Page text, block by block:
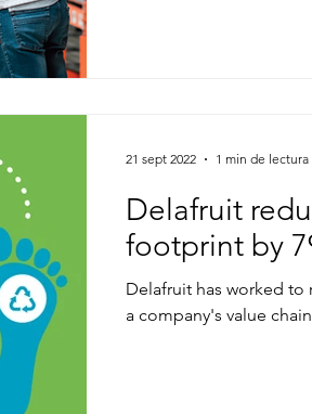
Delafruit
footprint by
Delafruit has worked
a company's value
21 sept 2022 1 min de lectura